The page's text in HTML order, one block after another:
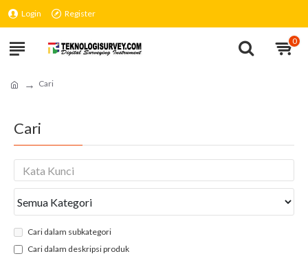
Login Register
0
Cari
Cari
Cari dalam subkategori
Cari dalam deskripsi produk